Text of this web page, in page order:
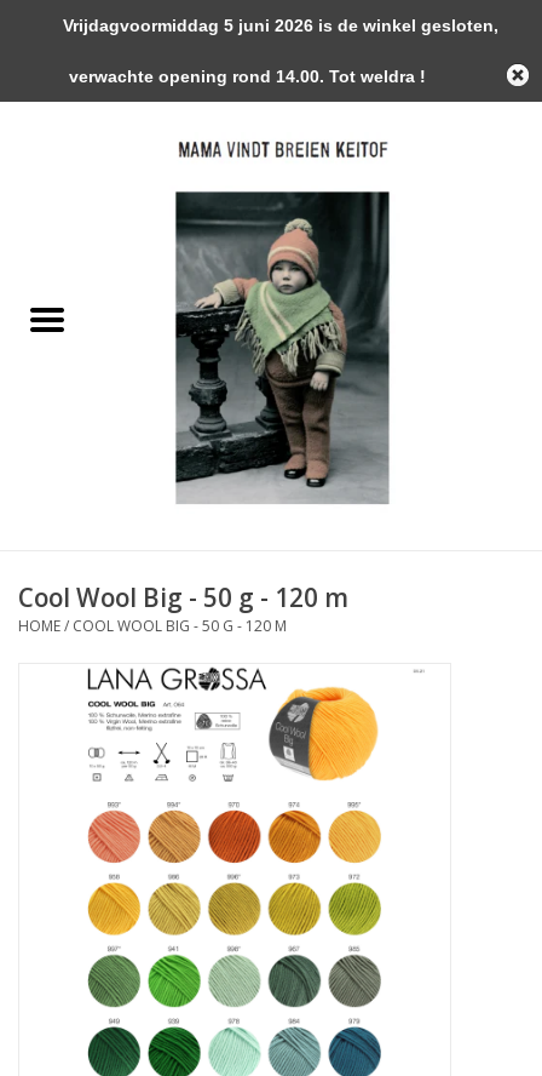
0 Artikelen - €0,00
Handwerk Toebehoren
Magazines / Patronen / Boeken
Cool Wool Big - 50 g - 120 m
HOME/ COOL WOOL BIG - 50 G - 120 M
Vrijdagvoormiddag 5 juni 2026 is de winkel gesloten,
verwachte opening rond 14.00. Tot weldra !